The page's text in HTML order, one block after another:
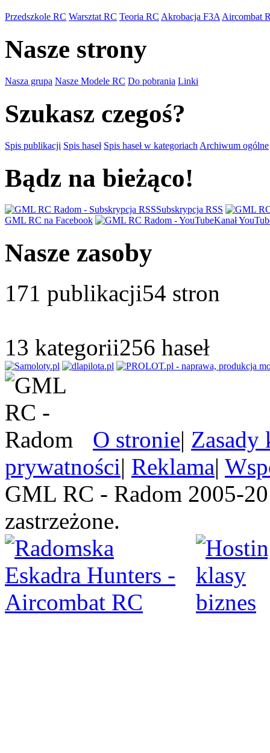
Przedszkole RC Warsztat RC Teoria RC Akrobacja F3A Aircombat
Nasze strony
Nasza grupa Nasze Modele RC Do pobrania Linki
Szukasz czegoś?
Spis publikacji Spis haseł Spis haseł w kategoriach Archiwum ogólne
Bądz na bieżąco!
Subskrypcja RSS
GML RC na Facebook
Kanał
Nasze zasoby
171 publikacji54 stron
13 kategorii256 haseł
O stronie| Zasady
prywatności| Reklama|
GML RC - Radom 2005-
zastrzeżone.